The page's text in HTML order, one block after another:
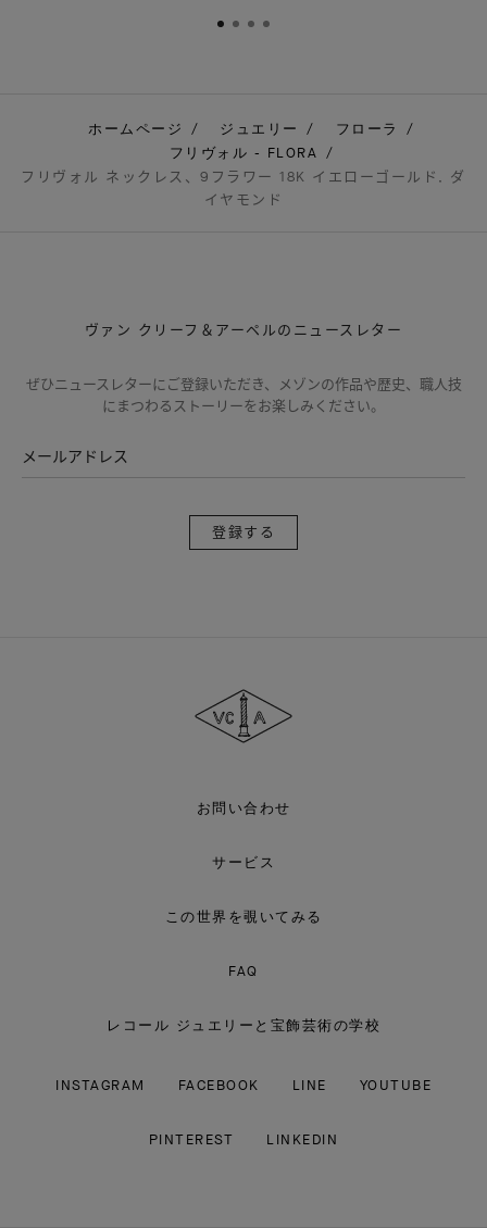
ホームページ ジュエリー
フローラ
フリヴォル - FLORA
フリヴォル ネックレス、9フラワー 18K イエローゴールド, ダ
イヤモンド
ヴァン クリーフ＆アーペルのニュースレター
ぜひニュースレターにご登録いただき、メゾンの作品や歴史、職人技
にまつわるストーリーをお楽しみください。
メールアドレス
録
す
ン
ク
リ
ー
ア
ル
お問い合わせ
サービス
この世界を覗いてみる
FAQ
レコール ジュエリーと宝飾芸術の学校
INSTAGRAM FACEBOOK LINE YOUTUBE
PINTEREST LINKEDIN